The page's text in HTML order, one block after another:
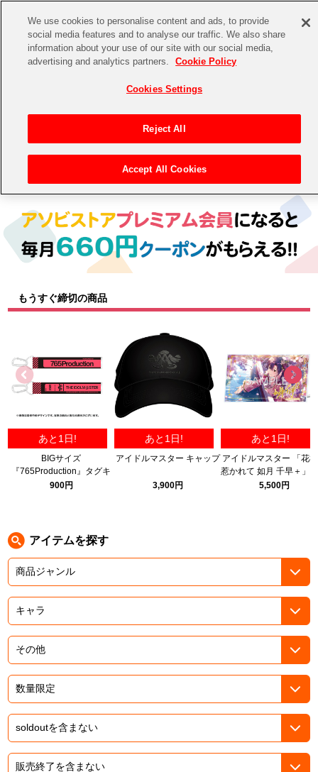
CHANNEL STORE EVENT
ゲーム 電子書籍
EVENT
ASOBI STAGE
その他先行受付
プレミアム会員とは
アイドルマスターシリーズ
アイドルマスター
アイドルマスター ミリオンライブ！
アイドルマスター SideM
学園アイドルマスター
プロジェクトアイマス ヴイアライヴ
テイルズ オブ シリーズ
太鼓の達人
パックマン
ナムコクラシック
ガンダムシリーズ
ドラゴンボール
ラブライブ！
ラブライブ！サンシャイン‼
イベントグッズ
トイ・ホビー
アイドルマスター シリーズ> アイドルマスター
もうすぐ締切の商品
あと1日!
BIGサイズ
『765Production』タグキ
ーホルダー
900円
あと1日!
アイドルマスター キャップ
3,900円
あと1日!
アイドルマスター 「花
惹かれて 如月 千早＋」
リルパネル B
5,500円
アイテムを探す
We use cookies to personalise content and ads, to provide
social media features and to analyse our traffic. We also share
information about your use of our site with our social media,
advertising and analytics partners.
Cookie Policy
Cookies Settings
Reject All
Accept All Cookies